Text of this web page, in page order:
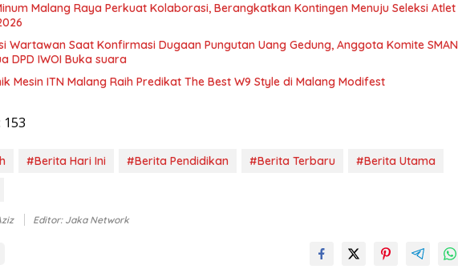
Malang Raya Perkuat Kolaborasi, Berangkatkan Kontingen Menuju Seleksi Atlet
Wartawan Saat Konfirmasi Dugaan Pungutan Uang Gedung, Anggota Komite SMAN
DPD IWOI Buka suara
Mesin ITN Malang Raih Predikat The Best W9 Style di Malang Modifest
153
#Berita Hari Ini #Berita Pendidikan #Berita Terbaru
#Berita Utama
Editor: Jaka Network